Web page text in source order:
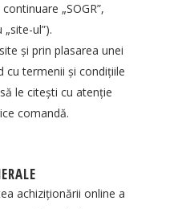
„SOGR”,
„site-ul”).
și prin plasarea unei
cu termenii și condițiile
le citești cu atenție
comandă.
achiziționării online a